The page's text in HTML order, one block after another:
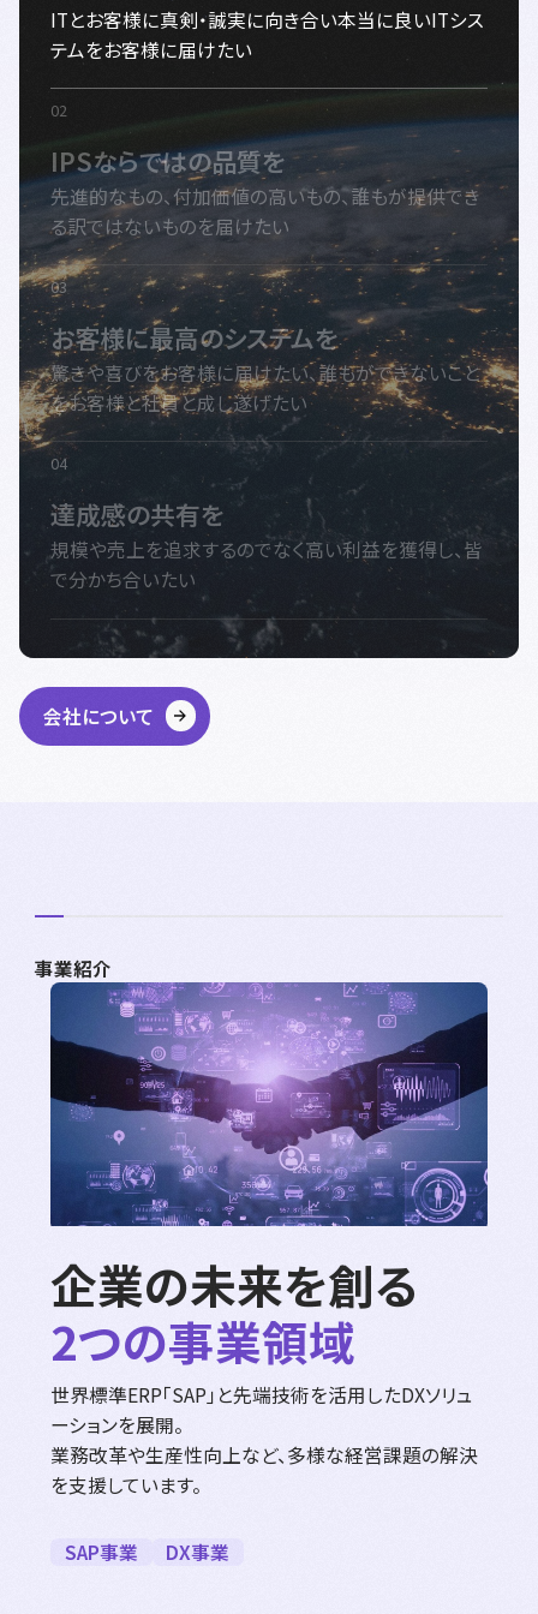
ITとお客様に真剣・誠実に向き合い本当に良いITシス
テムをお客様に届けたい
IPSならではの品質を
先進的なもの、付加価値の高いもの、誰もが提供でき
る訳ではないものを届けたい
お客様に最高のシステムを
驚きや喜びをお客様に届けたい、誰もができないこと
をお客様と社員と成し遂げたい
達成感の共有を
規模や売上を追求するのでなく高い利益を獲得し、皆
で分かち合いたい
会社について
事業紹介
企業の未来を創る
2つの事業領域
世界標準ERP「SAP」と先端技術を活用したDXソリュ
ーションを展開。
業務改革や生産性向上など、多様な経営課題の解決
を支援しています。
SAP事業 DX事業